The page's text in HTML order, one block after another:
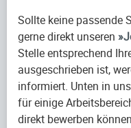
Sollte keine passende
gerne direkt unseren
Stelle entsprechend
ausgeschrieben ist,
informiert. Unten in
für einige
direkt bewerben